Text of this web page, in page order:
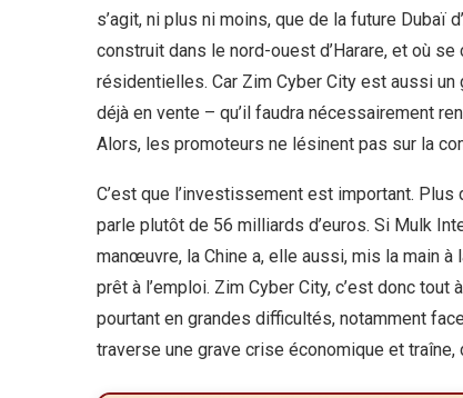
s’agit, ni plus ni moins, que de la future Dubaï
construit dans le nord-ouest d’Harare, et où
résidentielles. Car Zim Cyber City est aussi
déjà en vente – qu’il faudra nécessairement
Alors, les promoteurs ne lésinent pas sur la
C’est que l’investissement est important.
parle plutôt de 56 milliards d’euros. Si Mulk
manœuvre, la Chine a, elle aussi, mis la main
prêt à l’emploi. Zim Cyber City, c’est donc
pourtant en grandes difficultés, notamment
traverse une grave crise économique et traîne,